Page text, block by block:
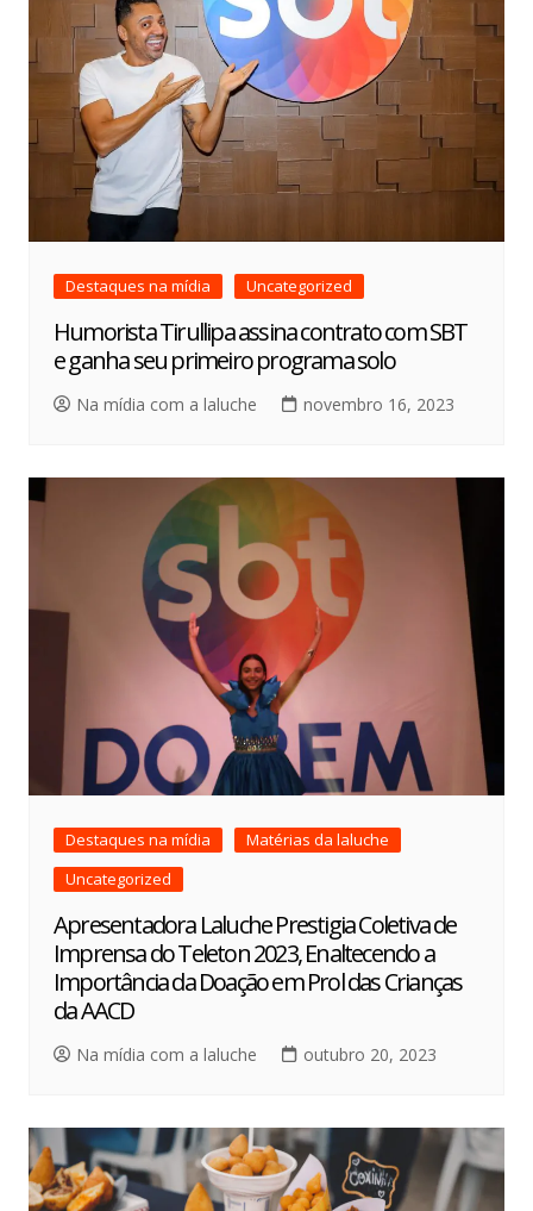
Destaques na mídia Uncategorized
Humorista Tirullipa assina contrato com SBT
e ganha seu primeiro programa solo
Na mídia com a laluche novembro 16, 2023
Destaques na mídia
Matérias da laluche
Uncategorized
Apresentadora Laluche Prestigia Coletiva de
Imprensa do Teleton 2023, Enaltecendo a
Importância da Doação em Prol das Crianças
da AACD
Na mídia com a laluche outubro 20, 2023